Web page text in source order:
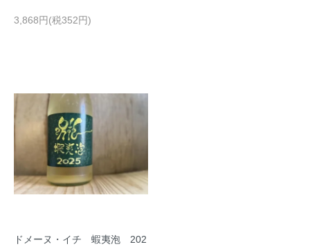
3,868円(税352円)
ドメーヌ・イチ 蝦夷泡 202